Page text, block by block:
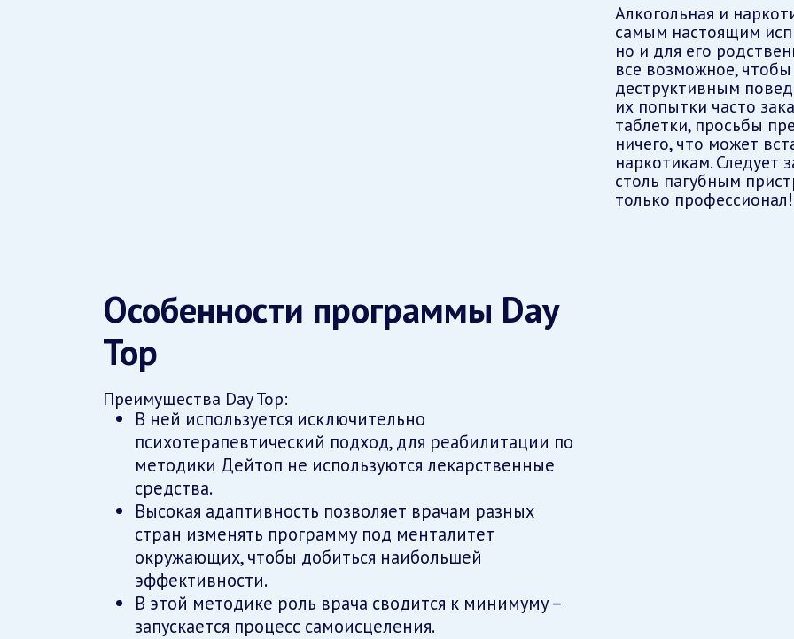
Алкогольная и
самым настоящим
но и для его
все возможное,
деструктивным
их попытки часто
таблетки, просьбы
ничего, что может
наркотикам. Следует
столь пагубным
только профессионал!
Особенности программы Day
Top
Преимущества Day Top:
В ней используется исключительно
психотерапевтический подход, для реабилитации по
методики Дейтоп не используются лекарственные
средства.
Высокая адаптивность позволяет врачам разных
стран изменять программу под менталитет
окружающих, чтобы добиться наибольшей
эффективности.
В этой методике роль врача сводится к минимуму –
запускается процесс самоисцеления.